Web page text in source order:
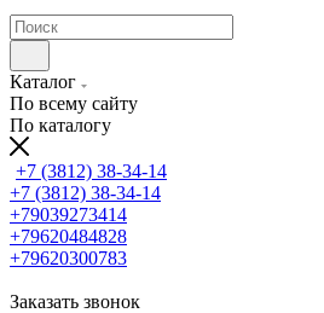
Каталог
По всему сайту
По каталогу
+7 (3812) 38-34-14
+7 (3812) 38-34-14
+79039273414
+79620484828
+79620300783
Заказать звонок